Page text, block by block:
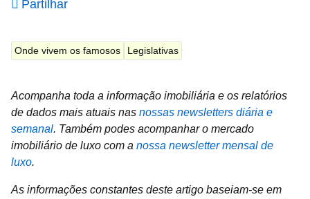
Partilhar
Onde vivem os famosos Legislativas
Acompanha toda a informação imobiliária e os relatórios
de dados mais atuais nas nossas newsletters diária e
semanal. Também podes acompanhar o mercado
imobiliário de luxo com a nossa newsletter mensal de
luxo.
As informações constantes deste artigo baseiam‑se em